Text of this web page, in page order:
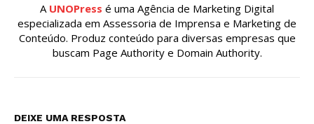
A UNOPress é uma Agência de Marketing Digital
especializada em Assessoria de Imprensa e Marketing de
Conteúdo. Produz conteúdo para diversas empresas que
buscam Page Authority e Domain Authority.
DEIXE UMA RESPOSTA